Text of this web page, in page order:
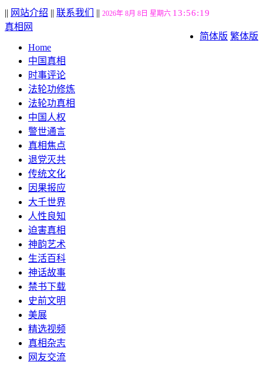
|| 网站介绍 || 联系我们 || 2026年 8月 8日 星期六 13:56:20
简体版 繁体版
真相网
Home
中国真相
时事评论
法轮功修炼
法轮功真相
中国人权
警世通言
真相焦点
退党灭共
传统文化
因果报应
大千世界
人性良知
迫害真相
神韵艺术
生活百科
神话故事
禁书下载
史前文明
美展
精选视频
真相杂志
网友交流